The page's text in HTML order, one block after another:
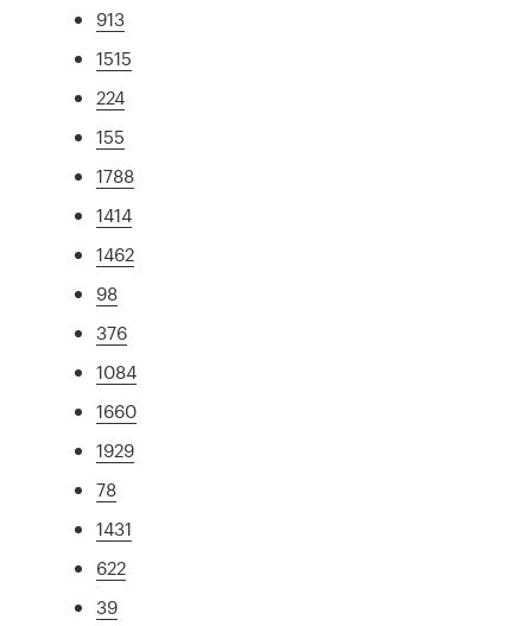
913
1515
224
155
1788
1414
1462
98
376
1084
1660
1929
78
1431
622
39